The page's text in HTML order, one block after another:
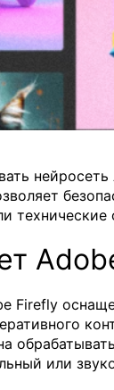
Firefly
или